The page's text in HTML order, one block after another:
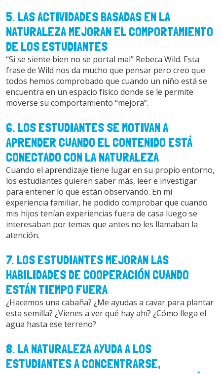
5. LAS ACTIVIDADES BASADAS EN LA
NATURALEZA MEJORAN EL COMPORTAMIENTO
DE LOS ESTUDIANTES
“Si se siente bien no se portal mal” Rebeca Wild. Esta
frase de Wild nos da mucho que pensar pero creo que
todos hemos comprobado que cuando un niño está se
encuentra en un espacio físico donde se le permite
moverse su comportamiento “mejora”.
6. LOS ESTUDIANTES SE MOTIVAN A
APRENDER CUANDO EL CONTENIDO ESTÁ
CONECTADO CON LA NATURALEZA
Cuando el aprendizaje tiene lugar en su propio entorno,
los estudiantes quieren saber más, leer e investigar
para entener lo que están observando. En mi
experiencia familiar, he podido comprobar que cuando
mis hijos tenían experiencias fuera de casa luego se
interesaban por temas que antes no les llamaban la
atención.
7. LOS ESTUDIANTES MEJORAN LAS
HABILIDADES DE COOPERACIÓN CUANDO
ESTÁN TIEMPO FUERA
¿Hacemos una cabaña? ¿Me ayudas a cavar para plantar
esta semilla? ¿Vienes a ver qué hay ahí? ¿Cómo llega el
agua hasta ese terreno?
8. LA NATURALEZA AYUDA A LOS
ESTUDIANTES A CONCENTRARSE,